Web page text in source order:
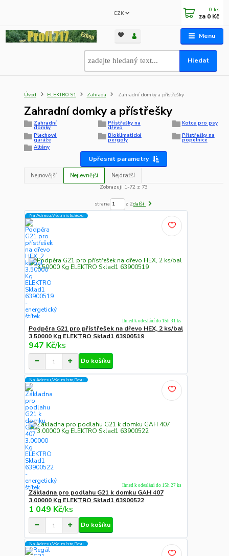
Menu
CZK
Hledat
0 ks
za 0 Kč
Úvod ELEKTRO S1 Zahrada Zahradní domky a přístřešky
Zahradní domky a přístřešky
Zahradní
domky
Přístřešky na
dřevo
Kotce pro psy
Plechové
garáže
Bioklimatické
pergoly
Přístřešky na
popelnice
Altány
Upřesnit parametry
Nejnovější Nejlevnější
Nejdražší
Zobrazuji 1-72 z 73
strana z 2další
Na Adresu,Výd.místo,Boxu
Podpěra G21 pro přístřešek na dřevo HEX, 2 ks/bal
3.50000 Kg ELEKTRO Sklad1 63900519
947 Kč/ks
Ihned k odeslání do 15h 31 ks
Do košíku
Na Adresu,Výd.místo,Boxu
Základna pro podlahu G21 k domku GAH 407
3.00000 Kg ELEKTRO Sklad1 63900522
1 049 Kč/ks
Ihned k odeslání do 15h 27 ks
Do košíku
Na Adresu,Výd.místo,Boxu